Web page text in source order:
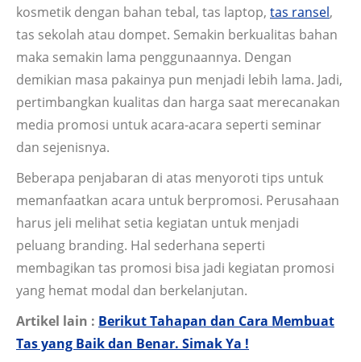
kosmetik dengan bahan tebal, tas laptop, tas ransel,
tas sekolah atau dompet. Semakin berkualitas bahan
maka semakin lama penggunaannya. Dengan
demikian masa pakainya pun menjadi lebih lama. Jadi,
pertimbangkan kualitas dan harga saat merecanakan
media promosi untuk acara-acara seperti seminar
dan sejenisnya.
Beberapa penjabaran di atas menyoroti tips untuk
memanfaatkan acara untuk berpromosi. Perusahaan
harus jeli melihat setia kegiatan untuk menjadi
peluang branding. Hal sederhana seperti
membagikan tas promosi bisa jadi kegiatan promosi
yang hemat modal dan berkelanjutan.
Artikel lain : Berikut Tahapan dan Cara Membuat
Tas yang Baik dan Benar. Simak Ya !